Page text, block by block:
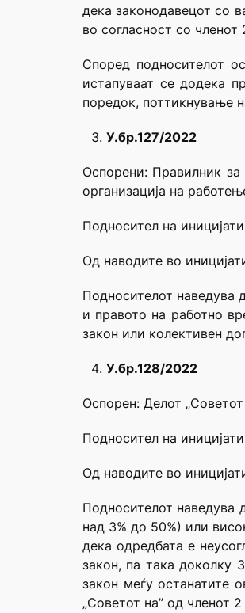
дека законодавецот со
во согласност со
Според подносителот
истапуваат се додека
поредок, поттикнување
У.бр.127/2022
Оспорени: Правилник
организација на
Подносител на
Од наводите во
Подносителот наведува
и правото на работно
закон или колективен
У.бр.128/2022
Оспорен: Делот
Подносител на
Од наводите во
Подносителот наведува
над 3% до 50%) или
дека одредбата е
закон, па така доколку
закон меѓу останатите
„Советот на” од членот